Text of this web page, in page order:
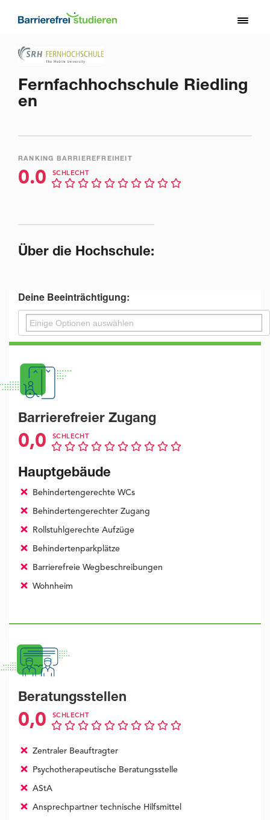
Fernfachhochschule Riedling
en
RANKING BARRIEREFREIHEIT
0.0 SCHLECHT
Über die Hochschule:
Deine Beeinträchtigung:
Barrierefreier Zugang
0,0 SCHLECHT
Hauptgebäude
Behindertengerechte WCs
Behindertengerechter Zugang
Rollstuhlgerechte Aufzüge
Behindertenparkplätze
Barrierefreie Wegbeschreibungen
Wohnheim
Beratungsstellen
0,0 SCHLECHT
Zentraler Beauftragter
Psychotherapeutische Beratungsstelle
AStA
Ansprechpartner technische Hilfsmittel